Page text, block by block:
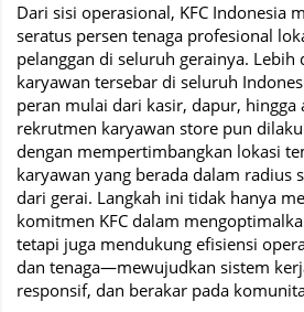
Dari sisi operasional, KFC Indonesia
seratus persen tenaga profesional
pelanggan di seluruh gerainya. Lebih
karyawan tersebar di seluruh
peran mulai dari kasir, dapur, hingga
rekrutmen karyawan store pun
dengan mempertimbangkan lokasi
karyawan yang berada dalam radius
dari gerai. Langkah ini tidak hanya
komitmen KFC dalam
tetapi juga mendukung efisiensi
dan tenaga—mewujudkan sistem
responsif, dan berakar pada